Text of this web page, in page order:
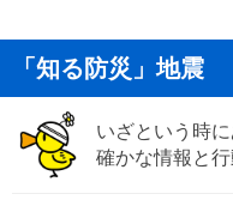
「知る防災」地震
いざという時
確かな情報と